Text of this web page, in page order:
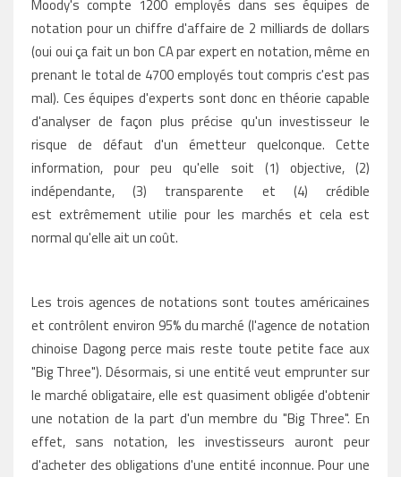
Moody's compte 1200 employés dans ses équipes de
notation pour un chiffre d'affaire de 2 milliards de dollars
(oui oui ça fait un bon CA par expert en notation, même en
prenant le total de 4700 employés tout compris c'est pas
mal). Ces équipes d'experts sont donc en théorie capable
d'analyser de façon plus précise qu'un investisseur le
risque de défaut d'un émetteur quelconque. Cette
information, pour peu qu'elle soit (1) objective, (2)
indépendante, (3) transparente et (4) crédible
est extrêmement utilie pour les marchés et cela est
normal qu'elle ait un coût.
Les trois agences de notations sont toutes américaines
et contrôlent environ 95% du marché (l'agence de notation
chinoise Dagong perce mais reste toute petite face aux
"Big Three"). Désormais, si une entité veut emprunter sur
le marché obligataire, elle est quasiment obligée d'obtenir
une notation de la part d'un membre du "Big Three". En
effet, sans notation, les investisseurs auront peur
d'acheter des obligations d'une entité inconnue. Pour une